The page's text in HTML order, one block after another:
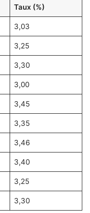
Taux (%)
3,03
3,25
3,30
3,00
3,45
3,35
3,46
3,40
3,25
3,30